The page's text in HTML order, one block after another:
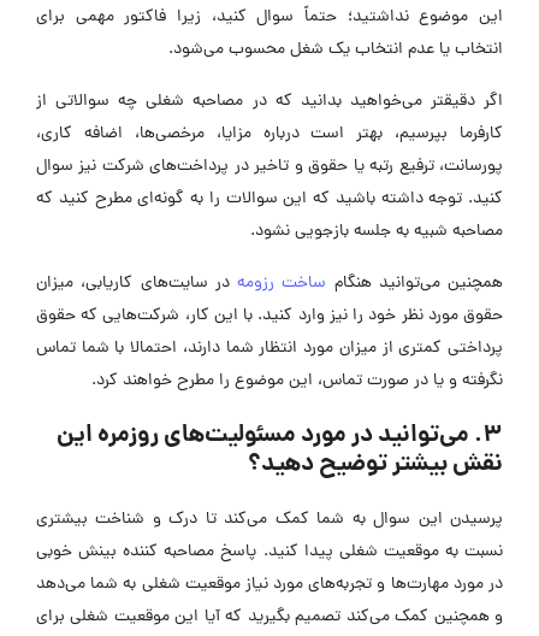
این موضوع نداشتید؛ حتماً سوال کنید، زیرا فاکتور مهمی برای
انتخاب یا عدم انتخاب یک شغل محسوب می‌شود.
اگر دقیقتر می‌خواهید بدانید که در مصاحبه شغلی چه سوالاتی از
کارفرما بپرسیم، بهتر است درباره مزایا، مرخصی‌ها، اضافه کاری،
پورسانت، ترفیع رتبه یا حقوق و تاخیر در پرداخت‌های شرکت نیز سوال
کنید. توجه داشته باشید که این سوالات را به گونه‌ای مطرح کنید که
مصاحبه شبیه ‌به جلسه بازجویی نشود.
همچنین می‌توانید هنگام ساخت رزومه در سایت‌های کاریابی، میزان
حقوق مورد نظر خود را نیز وارد کنید. با این کار، شرکت‌هایی که حقوق
پرداختی کمتری از میزان مورد انتظار شما دارند، احتمالا با شما تماس
نگرفته و یا در صورت تماس، این موضوع را مطرح خواهند کرد.
3. می‌توانید در مورد مسئولیت‌های روزمره این
نقش بیشتر توضیح دهید؟
پرسیدن این سوال به شما کمک می‌کند تا درک و شناخت بیشتری
نسبت به موقعیت شغلی پیدا کنید. پاسخ مصاحبه کننده بینش خوبی
در مورد مهارت‌ها و تجربه‌های مورد نیاز موقعیت شغلی به شما می‌دهد
و همچنین کمک می‌کند تصمیم بگیرید که آیا این موقعیت شغلی برای